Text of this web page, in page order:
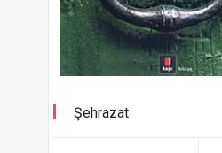
Şehrazat